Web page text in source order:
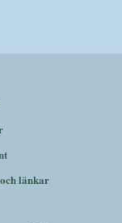
länkar